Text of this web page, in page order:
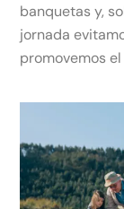
banquetas y,
jornada
promovemos